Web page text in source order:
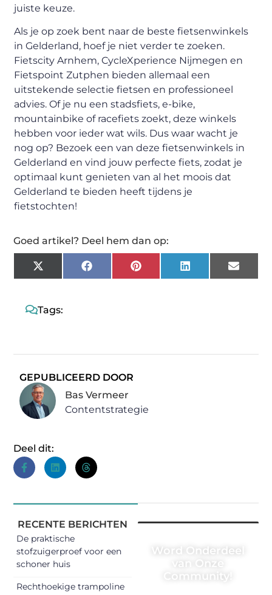
juiste keuze.
Als je op zoek bent naar de beste fietsenwinkels
in Gelderland, hoef je niet verder te zoeken.
Fietscity Arnhem, CycleXperience Nijmegen en
Fietspoint Zutphen bieden allemaal een
uitstekende selectie fietsen en professioneel
advies. Of je nu een stadsfiets, e-bike,
mountainbike of racefiets zoekt, deze winkels
hebben voor ieder wat wils. Dus waar wacht je
nog op? Bezoek een van deze fietsenwinkels in
Gelderland en vind jouw perfecte fiets, zodat je
optimaal kunt genieten van al het moois dat
Gelderland te bieden heeft tijdens je
fietstochten!
Goed artikel? Deel hem dan op:
X
(Twitter)
FacebookPinterestLinkedIn Email
Tags:
GEPUBLICEERD DOOR
Bas Vermeer
Contentstrategie
Deel dit:
RECENTE BERICHTEN
De praktische
stofzuigerproef voor een
schoner huis
Rechthoekige trampoline
Word Onderdeel
van Onze
Community!